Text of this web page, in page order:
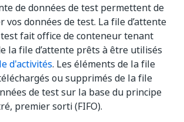
de données de test permettent de
vos données de test. La file d’attente
fait office de conteneur tenant
la file d’attente prêts à être utilisés
d'activités. Les éléments de la file
ou supprimés de la file
de test sur la base du principe
premier sorti (FIFO).